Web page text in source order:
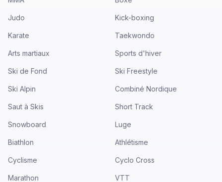
Judo Kick-boxing
Karate Taekwondo
Arts martiaux Sports d'hiver
Ski de Fond Ski Freestyle
Ski Alpin Combiné Nordique
Saut à Skis Short Track
Snowboard Luge
Biathlon Athlétisme
Cyclisme Cyclo Cross
Marathon VTT